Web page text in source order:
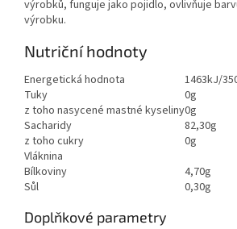
výrobků, funguje jako pojidlo, ovlivňuje
výrobku.
Nutriční hodnoty
Energetická hodnota
1463kJ/
Tuky
0g
z toho nasycené mastné kyseliny0g
Sacharidy
82,30g
z toho cukry
0g
Vláknina
Bílkoviny
4,70g
Sůl
0,30g
Doplňkové parametry